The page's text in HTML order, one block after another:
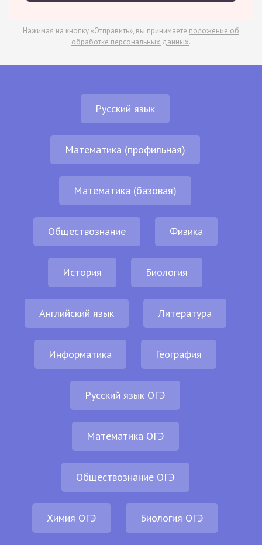
Нажимая на кнопку «Отправить», вы принимаете положение об
обработке персональных данных.
Русский язык
Математика (профильная)
Математика (базовая)
Обществознание Физика
История Биология
Английский язык Литература
Информатика География
Русский язык ОГЭ
Математика ОГЭ
Обществознание ОГЭ
Химия ОГЭ Биология ОГЭ